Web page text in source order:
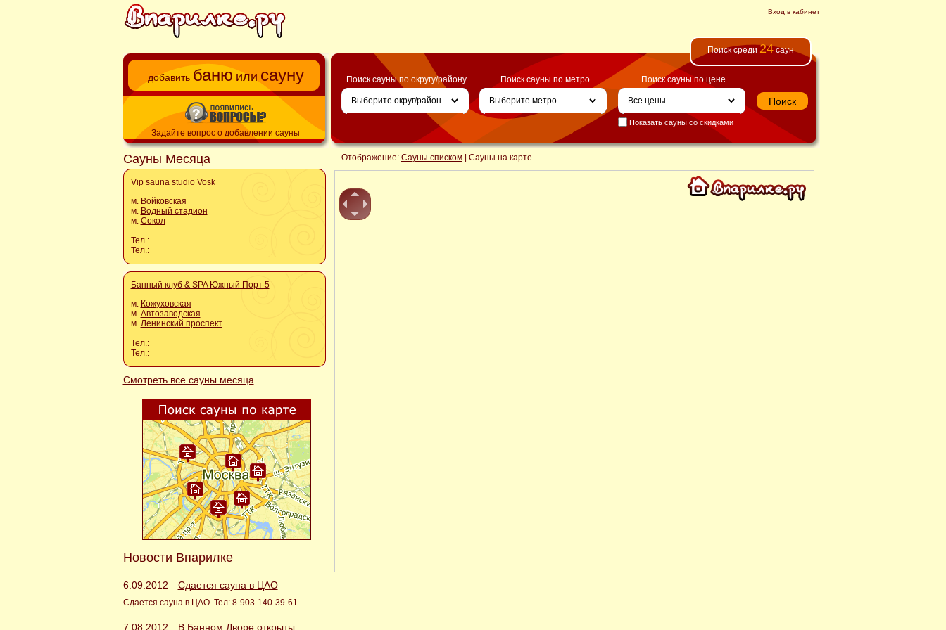
Вход в кабинет
добавить баню или сауну
Задайте вопрос о добавлении сауны
Сауны Месяца
Vip sauna studio Vosk
м. Войковская
м. Водный стадион
м. Сокол
Тел.:
Тел.:
Банный клуб & SPA Южный Порт 5
м. Кожуховская
м. Автозаводская
м. Ленинский проспект
Тел.:
Тел.:
Смотреть все сауны месяца
Новости Впарилке
6.09.2012 Сдается сауна в ЦАО
Сдается сауна в ЦАО. Тел: 8-903-140-39-61
7.08.2012 В Банном Дворе открыты
Поиск среди 24саун
Поиск сауны по округу/району Поиск сауны по метро Поиск сауны по цене
Показать сауны со скидками
Отображение: Сауны списком| Сауны на карте